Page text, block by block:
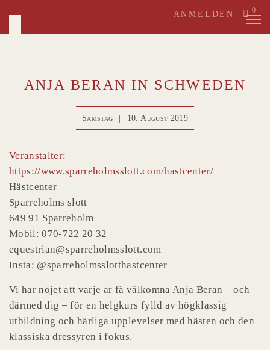
content
ANMELDEN 0
ANJA BERAN IN SCHWEDEN
Samstag 10. August 2019
Veranstalter:
https://www.sparreholmsslott.com/hastcenter/
Hästcenter
Sparreholms slott
649 91 Sparreholm
Mobil: 070-722 20 32
equestrian@sparreholmsslott.com
Insta: @sparreholmsslotthastcenter
Vi har nöjet att varje år få välkomna Anja Beran – och
därmed dig – för en helgkurs fylld av högklassig
utbildning och härliga upplevelser med hästen och den
klassiska dressyren i fokus.